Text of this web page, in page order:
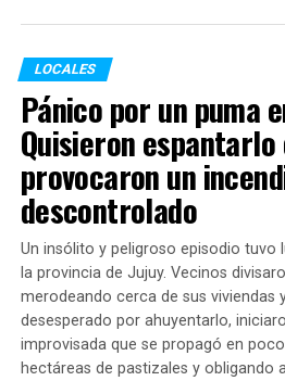
Comedores (almuerzo y
1.192.409 raciones en
lo que representa un
Copas de leche
Crecieron de 1.445.270
2026(suba del99%
En conjunto, las entidades
raciones alimentarias en lo
garantizando el derecho básico a
niños, niñas, adolescentes y
LOCALES
Pánico por un puma
Quisieron
provocaron un
descontrolado
Un insólito y peligroso episodio tuvo
la provincia de Jujuy. Vecinos
merodeando cerca de sus viviendas
desesperado por ahuyentarlo,
improvisada que se propagó en
hectáreas de pastizales y obligando